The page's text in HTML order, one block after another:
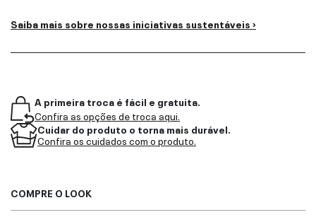
Saiba mais sobre nossas iniciativas sustentáveis ›
A primeira troca é fácil e gratuita.
Confira as opções de troca aqui.
Cuidar do produto o torna mais durável.
Confira os cuidados com o produto.
COMPRE O LOOK